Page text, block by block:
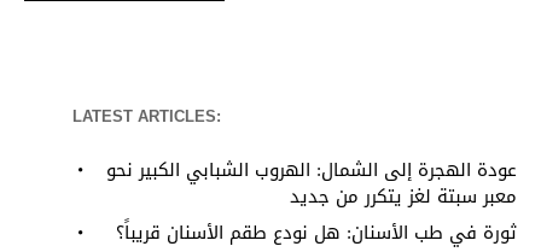
LATEST ARTICLES:
عودة الهجرة إلى الشمال: الهروب الشبابي الكبير نحو
معبر سبتة لغز يتكرر من جديد
ثورة في طب الأسنان: هل نودع طقم الأسنان قريباً؟